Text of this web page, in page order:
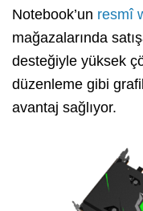
Notebook’un resmî
mağazalarında
desteğiyle yüksek
düzenleme gibi
avantaj sağlıyor.